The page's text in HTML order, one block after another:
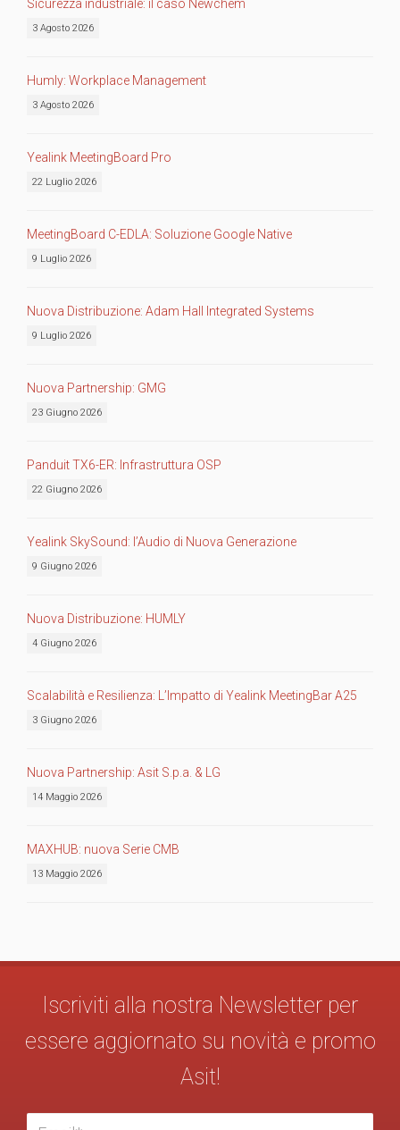
Sicurezza industriale: il caso Newchem
3 Agosto 2026
Humly: Workplace Management
3 Agosto 2026
Yealink MeetingBoard Pro
22 Luglio 2026
MeetingBoard C-EDLA: Soluzione Google Native
9 Luglio 2026
Nuova Distribuzione: Adam Hall Integrated Systems
9 Luglio 2026
Nuova Partnership: GMG
23 Giugno 2026
Panduit TX6-ER: Infrastruttura OSP
22 Giugno 2026
Yealink SkySound: l’Audio di Nuova Generazione
9 Giugno 2026
Nuova Distribuzione: HUMLY
4 Giugno 2026
Scalabilità e Resilienza: L’Impatto di Yealink MeetingBar A25
3 Giugno 2026
Nuova Partnership: Asit S.p.a. & LG
14 Maggio 2026
MAXHUB: nuova Serie CMB
13 Maggio 2026
Iscriviti alla nostra Newsletter per
essere aggiornato su novità e promo
Asit!